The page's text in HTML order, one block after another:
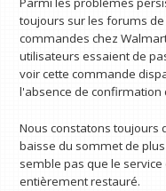
toujours sur les forums
commandes chez
utilisateurs essaient de
voir cette commande
l'absence de
Nous constatons toujours
baisse du sommet de
semble pas que le
entièrement restauré.